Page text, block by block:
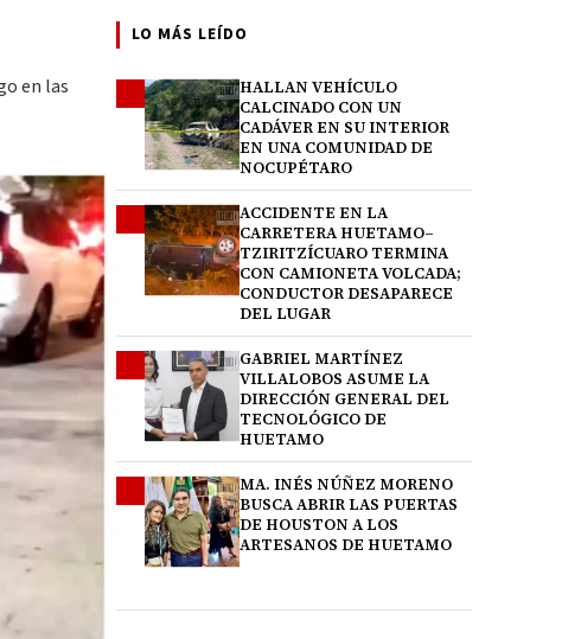
en las
LO MÁS LEÍDO
HALLAN VEHÍCULO
CALCINADO CON UN
CADÁVER EN SU INTERIOR
EN UNA COMUNIDAD DE
NOCUPÉTARO
ACCIDENTE EN LA
CARRETERA HUETAMO–
TZIRITZÍCUARO TERMINA
CON CAMIONETA VOLCADA;
CONDUCTOR DESAPARECE
DEL LUGAR
GABRIEL MARTÍNEZ
VILLALOBOS ASUME LA
DIRECCIÓN GENERAL DEL
TECNOLÓGICO DE
HUETAMO
MA. INÉS NÚÑEZ MORENO
BUSCA ABRIR LAS PUERTAS
DE HOUSTON A LOS
ARTESANOS DE HUETAMO